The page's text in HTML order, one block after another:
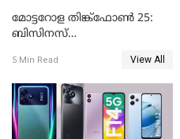
മോട്ടറോള തിങ്ക്ഫോൺ 25:
ബിസിനസ്
പുതിയൊരു കരുത്ത്
5 Min Read View All